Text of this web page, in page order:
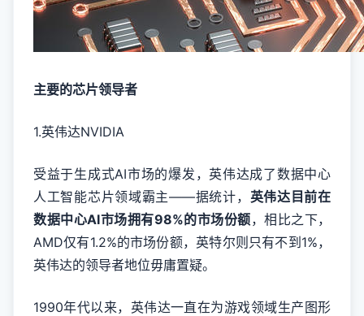
主要的芯片领导者
1.英伟达NVIDIA
受益于生成式AI市场的爆发，英伟达成了数据中心
人工智能芯片领域霸主——据统计， 英伟达目前在
数据中心AI市场拥有98%的市场份额，相比之下，
AMD仅有1.2%的市场份额，英特尔则只有不到1%，
英伟达的领导者地位毋庸置疑。
1990年代以来，英伟达一直在为游戏领域生产图形